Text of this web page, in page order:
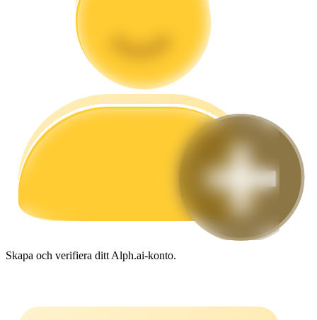
Guide
Futures startguide
Lär dig hur du håller dig lönsam
Skapa och verifiera ditt Alph.ai-konto.